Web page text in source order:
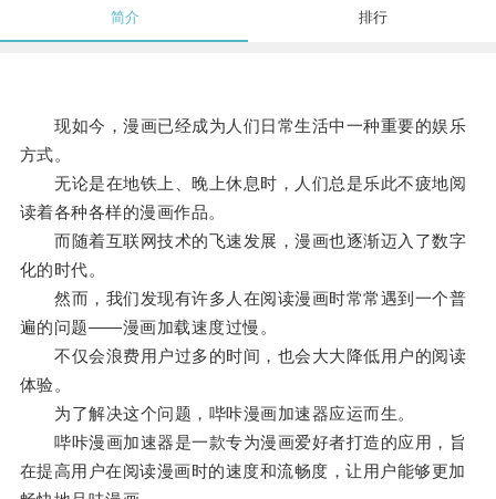
简介 排行
现如今，漫画已经成为人们日常生活中一种重要的娱乐
方式。
无论是在地铁上、晚上休息时，人们总是乐此不疲地阅
读着各种各样的漫画作品。
而随着互联网技术的飞速发展，漫画也逐渐迈入了数字
化的时代。
然而，我们发现有许多人在阅读漫画时常常遇到一个普
遍的问题——漫画加载速度过慢。
不仅会浪费用户过多的时间，也会大大降低用户的阅读
体验。
为了解决这个问题，哔咔漫画加速器应运而生。
哔咔漫画加速器是一款专为漫画爱好者打造的应用，旨
在提高用户在阅读漫画时的速度和流畅度，让用户能够更加